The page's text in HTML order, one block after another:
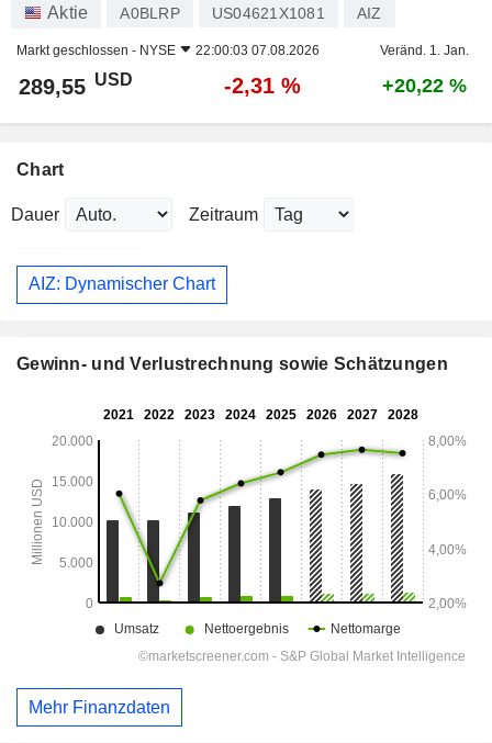
Aktie A0BLRP US04621X1081 AIZ
Markt geschlossen - NYSE 22:00:03 07.08.2026 Veränd. 1. Jan.
289,55 USD -2,31 % +20,22 %
Chart
Dauer Zeitraum
AIZ: Dynamischer Chart
Gewinn- und Verlustrechnung sowie Schätzungen
Mehr Finanzdaten